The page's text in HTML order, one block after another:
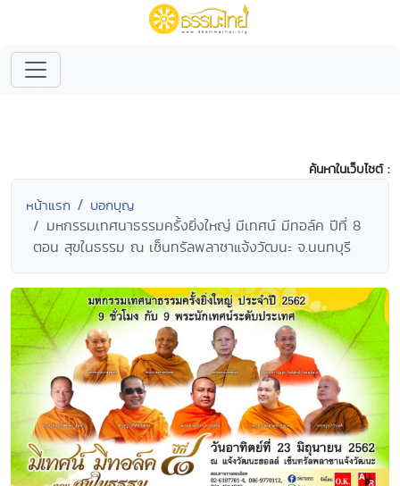
ค้นหาในเว็บไซต์ :
หน้าแรก บอกบุญ
มหกรรมเทศนาธรรมครั้งยิ่งใหญ่ มีเทศน์ มีทอล์ค ปีที่ 8
ตอน สุขในธรรม ณ เซ็นทรัลพลาซาแจ้งวัฒนะ จ.นนทบุรี